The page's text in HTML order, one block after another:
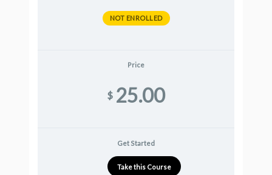
NOT ENROLLED
Price
$ 25.00
Get Started